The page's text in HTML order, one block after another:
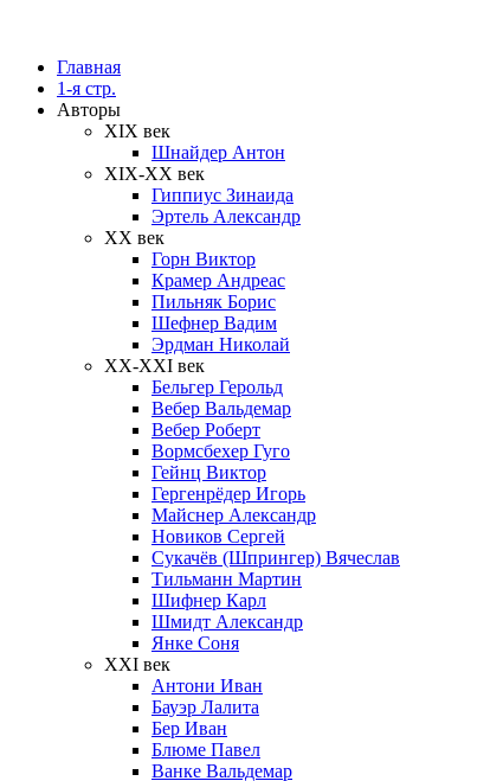
Главная
1-я стр.
Авторы
XIX век
Шнайдер Антон
XIX-XX век
Гиппиус Зинаида
Эртель Александр
XX век
Горн Виктор
Крамер Андреас
Пильняк Борис
Шефнер Вадим
Эрдман Николай
ХХ-XXI век
Бельгер Герольд
Вебер Вальдемар
Вебер Роберт
Вормсбехер Гуго
Гейнц Виктор
Гергенрёдер Игорь
Майснер Александр
Новиков Сергей
Сукачёв (Шпрингер) Вячеслав
Тильманн Мартин
Шифнер Карл
Шмидт Александр
Янке Соня
XXI век
Антони Иван
Бауэр Лалита
Бер Иван
Блюме Павел
Ванке Вальдемар